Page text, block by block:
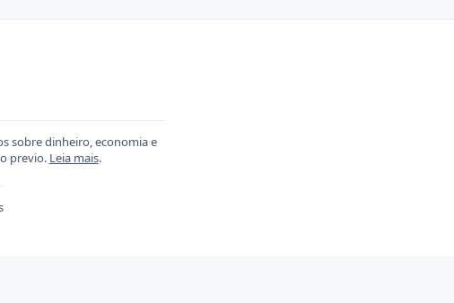
sobre dinheiro, economia e
previo. Leia mais.